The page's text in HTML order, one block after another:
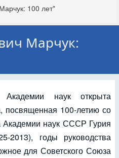
100 лет"
Марчук:
наук открыта
посвященная 100-летию со
Академии наук СССР Гурия
2013), годы руководства
для Советского Союза